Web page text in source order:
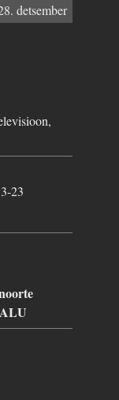
detsember
23